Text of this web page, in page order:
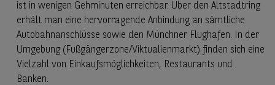
ist in wenigen Gehminuten erreichbar. Über den Altstadtring
erhält man eine hervorragende Anbindung an sämtliche
Autobahnanschlüsse sowie den Münchner Flughafen. In der
Umgebung (Fußgängerzone/Viktualienmarkt) finden sich eine
Vielzahl von Einkaufsmöglichkeiten, Restaurants und
Banken.